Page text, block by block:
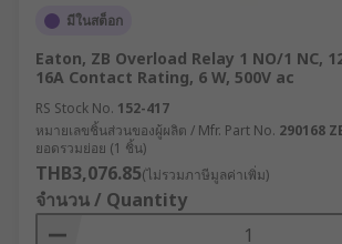
มีในสต็อก
Eaton, ZB Overload Relay 1 NO/1 NC,
16A Contact Rating, 6 W, 500V ac
RS Stock No. 152-417
หมายเลขชิ้นส่วนของผู้ผลิต / Mfr. Part No. 290168
ยอดรวมย่อย (1 ชิ้น)
THB3,076.85(ไม่รวมภาษีมูลค่าเพิ่ม)
จำนวน / Quantity